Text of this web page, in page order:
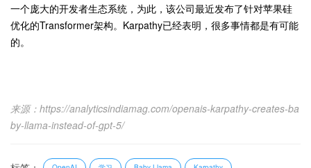
一个庞大的开发者生态系统，为此，该公司最近发布了针对苹果硅
优化的Transformer架构。Karpathy已经表明，很多事情都是有可能
的。
来源：https://analyticsindiamag.com/openais-karpathy-creates-ba
by-llama-instead-of-gpt-5/